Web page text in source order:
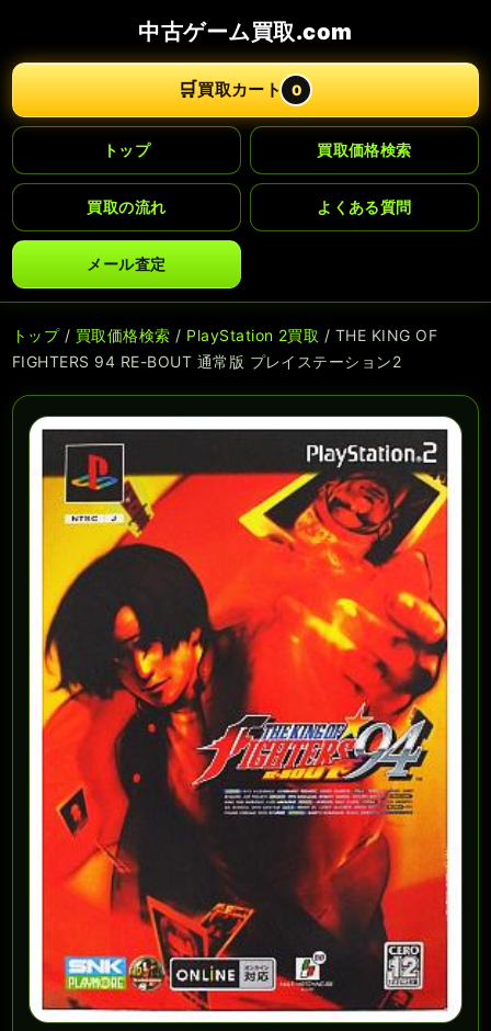
中古ゲーム買取.com
🛒買取カート 0
トップ 買取価格検索
買取の流れ よくある質問
メール査定
トップ/ 買取価格検索 / PlayStation 2買取 / THE KING OF
FIGHTERS 94 RE-BOUT 通常版 プレイステーション2